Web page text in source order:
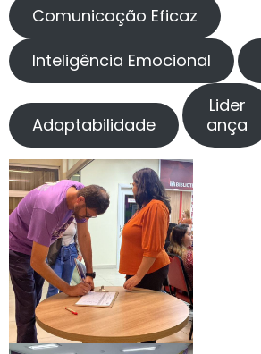
Comunicação Eficaz
Inteligência Emocional
Adaptabilidade
Lider
ança